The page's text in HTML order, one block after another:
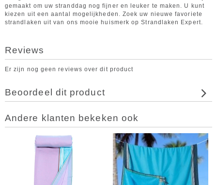
gemaakt om uw stranddag nog fijner en leuker te maken. U kunt
kiezen uit een aantal mogelijkheden. Zoek uw nieuwe favoriete
strandlaken uit van ons mooie huismerk op Strandlaken Expert.
Reviews
Er zijn nog geen reviews over dit product
Beoordeel dit product
Andere klanten bekeken ook